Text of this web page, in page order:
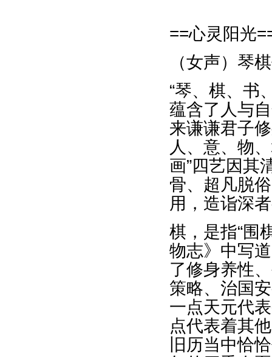
==心灵阳光
（女声）琴
“琴、棋、书
蕴含了人与
来谦谦君子
人、意、物
画”四艺因其
骨、超凡脱
用，造诣深
棋，是指“围
物志》中写
了修身养性
策略、治国
一点天元代
点代表着其
旧历当中恰